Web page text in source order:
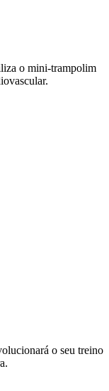
o mini-trampolim
o seu treino